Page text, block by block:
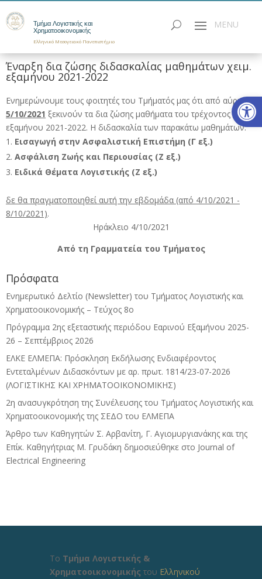
Τμήμα Λογιστικής και
Χρηματοοικονομικής
Ελληνικό Μεσογειακό Πανεπιστήμιο
Έναρξη δια ζώσης διδασκαλίας μαθημάτων χειμ.
εξαμήνου 2021-2022
Ενημερώνουμε τους φοιτητές του Τμήματός μας ότι από αύριο
5/10/2021 ξεκινούν τα δια ζώσης μαθήματα του τρέχοντος ακαδ.
εξαμήνου 2021-2022. Η διδασκαλία των παρακάτω μαθημάτων:
Εισαγωγή στην Ασφαλιστική Επιστήμη (Γ εξ.)
Ασφάλιση Zωής και Περιουσίας (Ζ εξ.)
Ειδικά Θέματα Λογιστικής (Ζ εξ.)
δε θα πραγματοποιηθεί αυτή την εβδομάδα (από 4/10/2021 -
8/10/2021).
Ηράκλειο 4/10/2021
Από τη Γραμματεία του Τμήματος
Πρόσφατα
Ενημερωτικό Δελτίο (Newsletter) του Τμήματος Λογιστικής και
Χρηματοοικονομικής – Τεύχος 8ο
Πρόγραμμα 2ης εξεταστικής περιόδου Eαρινού Eξαμήνου 2025-
26 – Σεπτέμβριος 2026
ΕΛΚΕ ΕΛΜΕΠΑ: Πρόσκληση Εκδήλωσης Ενδιαφέροντος
Εντεταλμένων Διδασκόντων με αρ. πρωτ. 1814/23-07-2026
(ΛΟΓΙΣΤΙΚΗΣ ΚΑΙ ΧΡΗΜΑΤΟΟΙΚΟΝΟΜΙΚΗΣ)
2η ανασυγκρότηση της Συνέλευσης του Τμήματος Λογιστικής και
Χρηματοοικονομικής της ΣΕΔΟ του ΕΛΜΕΠΑ
Άρθρο των Καθηγητών Σ. Αρβανίτη, Γ. Αγιομυργιανάκης και της
Επίκ. Καθηγήτριας Μ. Γρυδάκη δημοσιεύθηκε στο Journal of
Electrical Engineering
Το Τμήμα Λογιστικής &
Χρηματοοικονομικής του Ελληνικού